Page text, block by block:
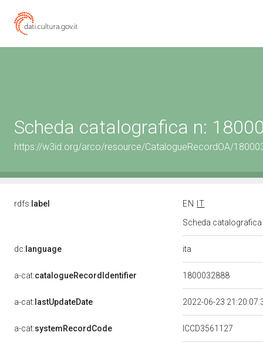
Scheda catalografica n:
https://w3id.org/arco/resource/CatalogueRecordOA/
rdfs: label EN
IT
Scheda
dc: language ita
a-cat:catalogueRecordIdentifier 1800032888
a-cat: lastUpdateDate 2022-06-23
a-cat:systemRecordCode ICCD3561127